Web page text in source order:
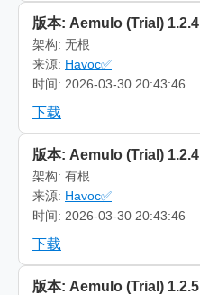
版本: Aemulo (Trial) 1.2.4
架构: 无根
来源: Havoc✅
时间: 2026-03-30 20:43:46
下载
版本: Aemulo (Trial) 1.2.4
架构: 有根
来源: Havoc✅
时间: 2026-03-30 20:43:46
下载
版本: Aemulo (Trial) 1.2.5